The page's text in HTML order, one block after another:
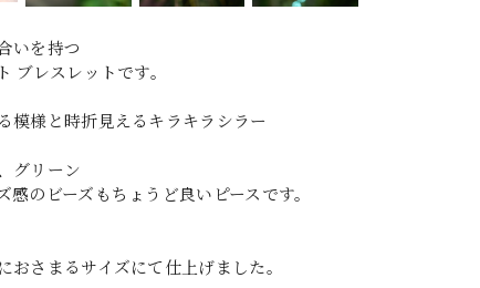
いを持つ
ブレスレットです。
模様と時折見えるキラキラシラー
グリーン
感のビーズもちょうど良いピースです。
おさまるサイズにて仕上げました。